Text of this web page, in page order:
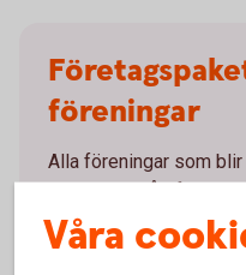
föreningar
Alla föreningar som
ansluts till vårt
vi samlat det ni
föreningens
Våra